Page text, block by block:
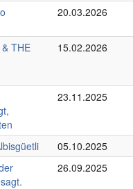
20.03.2026
THE
15.02.2026
23.11.2025
05.10.2025
26.09.2025